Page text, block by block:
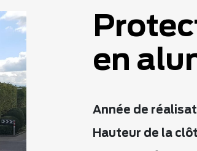
en
Année de
Hauteur de la